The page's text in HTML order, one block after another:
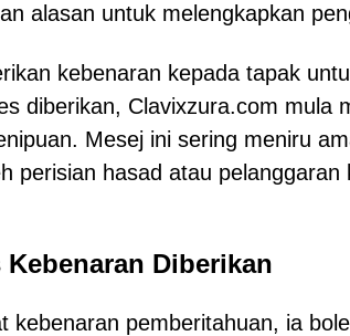
alasan untuk melengkapkan
kebenaran kepada tapak
diberikan, Clavixzura.com mula
Mesej ini sering meniru
perisian hasad atau
Diberikan
kebenaran pemberitahuan, ia